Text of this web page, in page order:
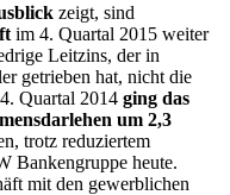
zeigt, sind
im 4. Quartal 2015 weiter
Leitzins, der in
getrieben hat, nicht die
Quartal 2014 ging das
um 2,3
trotz reduziertem
Bankengruppe heute.
mit den gewerblichen